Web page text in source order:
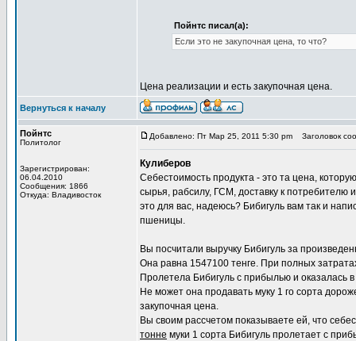
Пойнтс писал(а):
Если это не закупочная цена, то что?
Цена реализации и есть закупочная цена.
Вернуться к началу
Пойнтс
Политолог
Зарегистрирован:
06.04.2010
Сообщения: 1866
Откуда: Владивосток
Добавлено: Пт Мар 25, 2011 5:30 pm Заголовок
Кулиберов
Себестоимость продукта - это та цена,
сырья, рабсилу, ГСМ, доставку к потребителю
это для вас, надеюсь? Бибигуль вам так и
пшеницы.
Вы посчитали выручку Бибигуль за
Она равна 1547100 тенге. При полных
Пролетела Бибигуль с прибылью и оказалась
Не может она продавать муку 1 го сорта
закупочная цена.
Вы своим рассчетом показываете ей, что
тонне муки 1 сорта Бибигуль пролетает с